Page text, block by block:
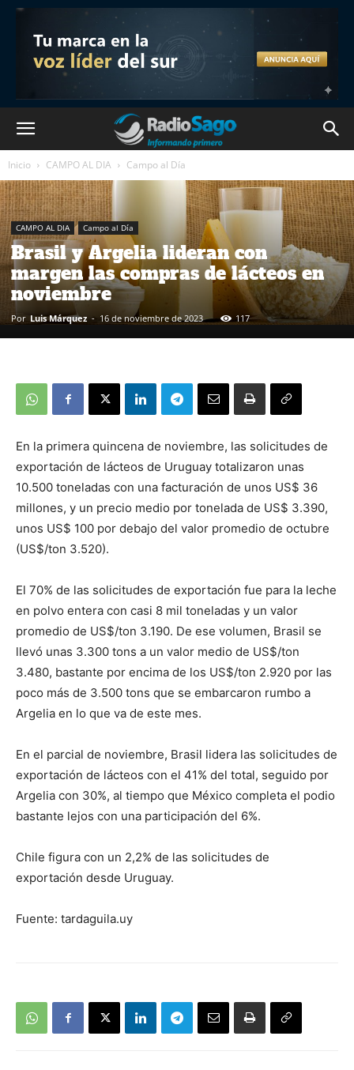
Inicio CAMPO AL DIA Campo al Día
CAMPO AL DIA Campo al Día
Brasil y Argelia lideran con
margen las compras de lácteos en
noviembre
Por Luis Márquez - 16 de noviembre de 2023 117
En la primera quincena de noviembre, las solicitudes de
exportación de lácteos de Uruguay totalizaron unas
10.500 toneladas con una facturación de unos US$ 36
millones, y un precio medio por tonelada de US$ 3.390,
unos US$ 100 por debajo del valor promedio de octubre
(US$/ton 3.520).
El 70% de las solicitudes de exportación fue para la leche
en polvo entera con casi 8 mil toneladas y un valor
promedio de US$/ton 3.190. De ese volumen, Brasil se
llevó unas 3.300 tons a un valor medio de US$/ton
3.480, bastante por encima de los US$/ton 2.920 por las
poco más de 3.500 tons que se embarcaron rumbo a
Argelia en lo que va de este mes.
En el parcial de noviembre, Brasil lidera las solicitudes de
exportación de lácteos con el 41% del total, seguido por
Argelia con 30%, al tiempo que México completa el podio
bastante lejos con una participación del 6%.
Chile figura con un 2,2% de las solicitudes de
exportación desde Uruguay.
Fuente: tardaguila.uy